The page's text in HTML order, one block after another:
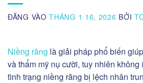
ĐĂNG VÀOTHÁNG 1 16, 2026 BỞI
Niềng răng là giải pháp phổ biến
và thẩm mỹ nụ cười, tuy nhiên
tình trạng niềng răng bị lệch nhân